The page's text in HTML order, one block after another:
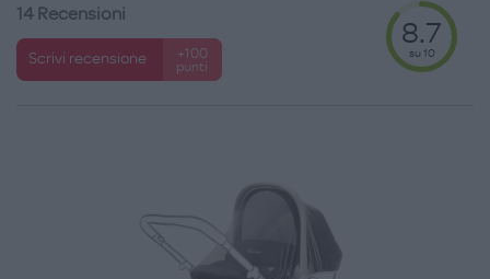
14 Recensioni
Scrivi recensione
+100
punti
8.7
su 10